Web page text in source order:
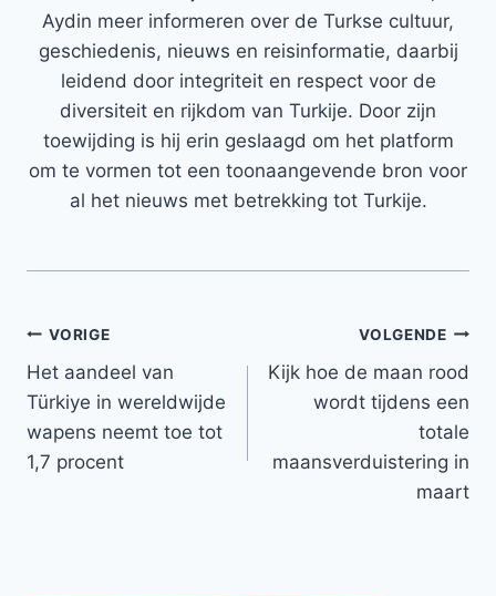
Aydin meer informeren over de Turkse cultuur,
geschiedenis, nieuws en reisinformatie, daarbij
leidend door integriteit en respect voor de
diversiteit en rijkdom van Turkije. Door zijn
toewijding is hij erin geslaagd om het platform
om te vormen tot een toonaangevende bron voor
al het nieuws met betrekking tot Turkije.
Bericht
navigatie
VORIGE
Het aandeel van
Türkiye in wereldwijde
wapens neemt toe tot
1,7 procent
VOLGENDE
Kijk hoe de maan rood
wordt tijdens een
totale
maansverduistering in
maart